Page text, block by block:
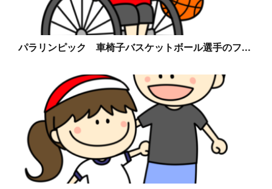
パラリンピック 車椅子バスケットボール選手のフ...